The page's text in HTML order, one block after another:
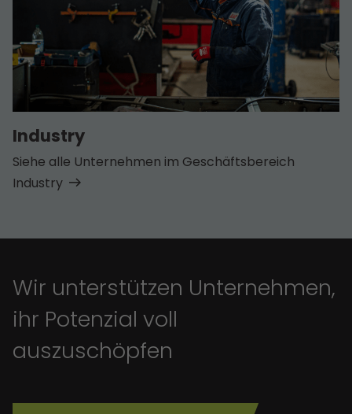
Industry
Siehe alle Unternehmen im Geschäfts­bereich
Industry
Wir unterstützen Unternehmen,
ihr Potenzial voll
auszuschöpfen